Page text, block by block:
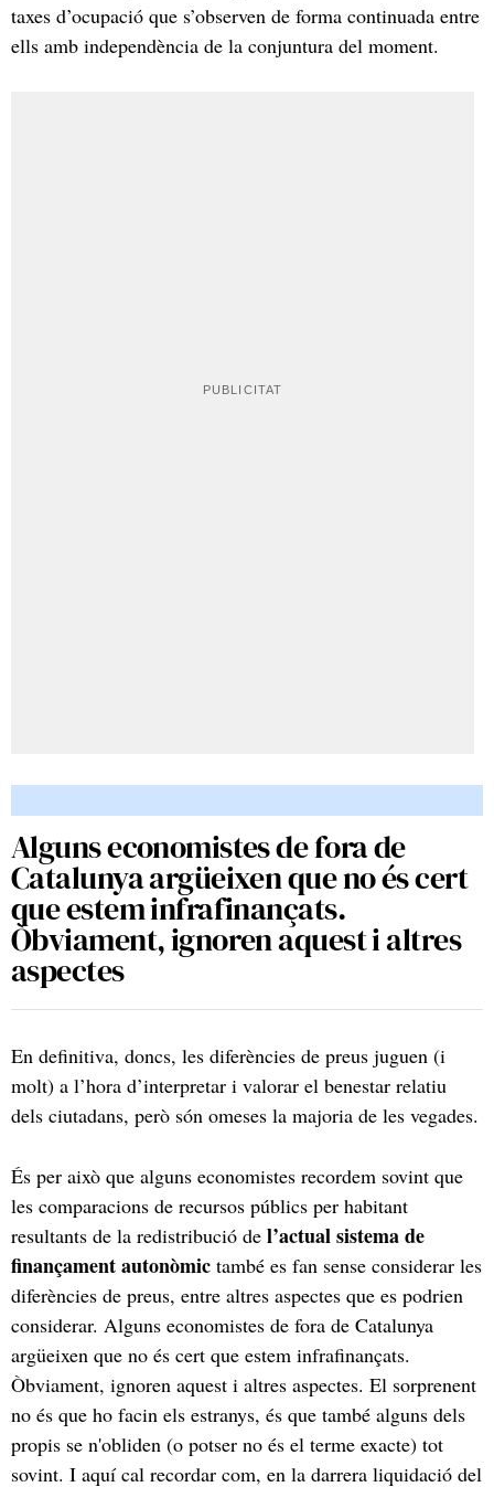
taxes d’ocupació que s’observen de forma continuada entre
ells amb independència de la conjuntura del moment.
Alguns economistes de fora de
Catalunya argüeixen que no és cert
que estem infrafinançats.
Òbviament, ignoren aquest i altres
aspectes
En definitiva, doncs, les diferències de preus juguen (i
molt) a l’hora d’interpretar i valorar el benestar relatiu
dels ciutadans, però són omeses la majoria de les vegades.
És per això que alguns economistes recordem sovint que
les comparacions de recursos públics per habitant
resultants de la redistribució de l’actual sistema de
finançament autonòmic també es fan sense considerar les
diferències de preus, entre altres aspectes que es podrien
considerar. Alguns economistes de fora de Catalunya
argüeixen que no és cert que estem infrafinançats.
Òbviament, ignoren aquest i altres aspectes. El sorprenent
no és que ho facin els estranys, és que també alguns dels
propis se n'obliden (o potser no és el terme exacte) tot
sovint. I aquí cal recordar com, en la darrera liquidació del